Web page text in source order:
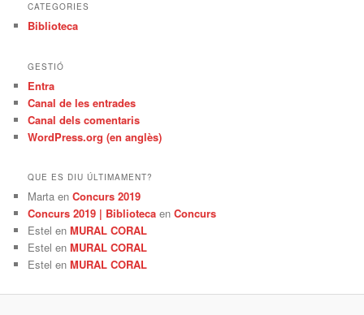
CATEGORIES
Biblioteca
GESTIÓ
Entra
Canal de les entrades
Canal dels comentaris
WordPress.org (en anglès)
QUE ES DIU ÚLTIMAMENT?
Marta enConcurs 2019
Concurs 2019 | Biblioteca enConcurs
Estel enMURAL CORAL
Estel enMURAL CORAL
Estel enMURAL CORAL